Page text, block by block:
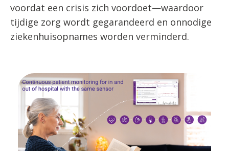
voordat een crisis zich voordoet—waardoor
tijdige zorg wordt gegarandeerd en onnodige
ziekenhuisopnames worden verminderd.